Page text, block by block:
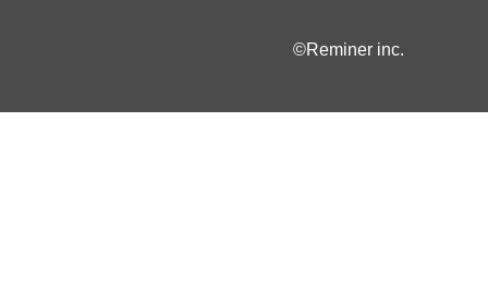
©Reminer inc.